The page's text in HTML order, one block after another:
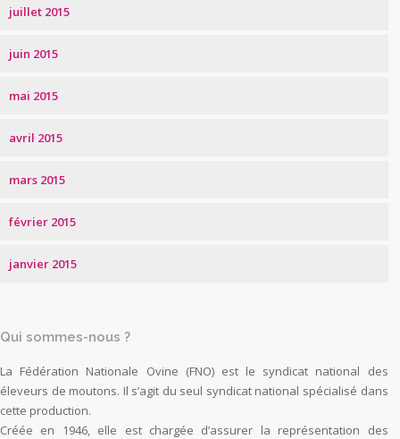
juillet 2015
juin 2015
mai 2015
avril 2015
mars 2015
février 2015
janvier 2015
Qui sommes-nous ?
La Fédération Nationale Ovine (FNO) est le syndicat national des
éleveurs de moutons. Il s’agit du seul syndicat national spécialisé dans
cette production.
Créée en 1946, elle est chargée d’assurer la représentation des